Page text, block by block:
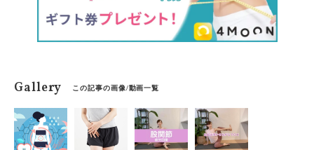
Gallery この記事の画像/動画一覧